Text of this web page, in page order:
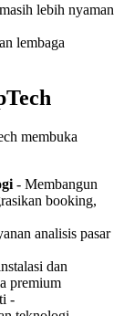
lebih nyaman
lembaga
membuka
- Membangun
booking,
analisis pasar
dan
premium
-